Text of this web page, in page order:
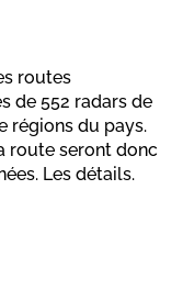
routes
de 552 radars de
régions du pays.
route seront donc
Les détails.